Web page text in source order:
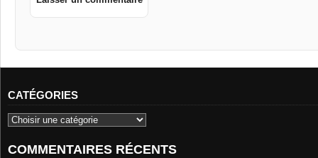
CATÉGORIES
COMMENTAIRES RÉCENTS